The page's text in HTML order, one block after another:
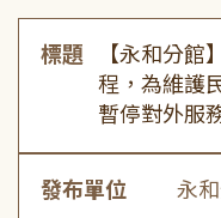
標題
【永和分
程，為維護
暫停對外服
發布單位 永